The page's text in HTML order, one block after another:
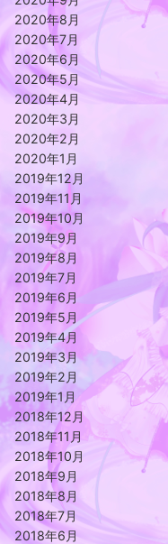
2020年8月
2020年7月
2020年6月
2020年5月
2020年4月
2020年3月
2020年2月
2020年1月
2019年12月
2019年11月
2019年10月
2019年9月
2019年8月
2019年7月
2019年6月
2019年5月
2019年4月
2019年3月
2019年2月
2019年1月
2018年12月
2018年11月
2018年10月
2018年9月
2018年8月
2018年7月
2018年6月